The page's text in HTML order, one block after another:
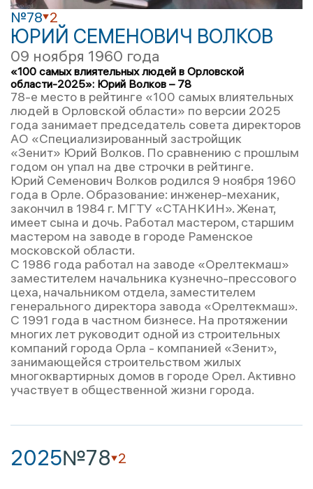
№78 2
ЮРИЙ СЕМЕНОВИЧ ВОЛКОВ
09 ноября 1960 года
«100 самых влиятельных людей в Орловской
области-2025»: Юрий Волков – 78
78-е место в рейтинге «100 самых влиятельных
людей в Орловской области» по версии 2025
года занимает председатель совета директоров
АО «Специализированный застройщик
«Зенит» Юрий Волков. По сравнению с прошлым
годом он упал на две строчки в рейтинге.
Юрий Семенович Волков родился 9 ноября 1960
года в Орле. Образование: инженер-механик,
закончил в 1984 г. МГТУ «СТАНКИН». Женат,
имеет сына и дочь. Работал мастером, старшим
мастером на заводе в городе Раменское
московской области.
С 1986 года работал на заводе «Орелтекмаш»
заместителем начальника кузнечно-прессового
цеха, начальником отдела, заместителем
генерального директора завода «Орелтекмаш».
С 1991 года в частном бизнесе. На протяжении
многих лет руководит одной из строительных
компаний города Орла - компанией «Зенит»,
занимающейся строительством жилых
многоквартирных домов в городе Орел. Активно
участвует в общественной жизни города.
2025№78 2